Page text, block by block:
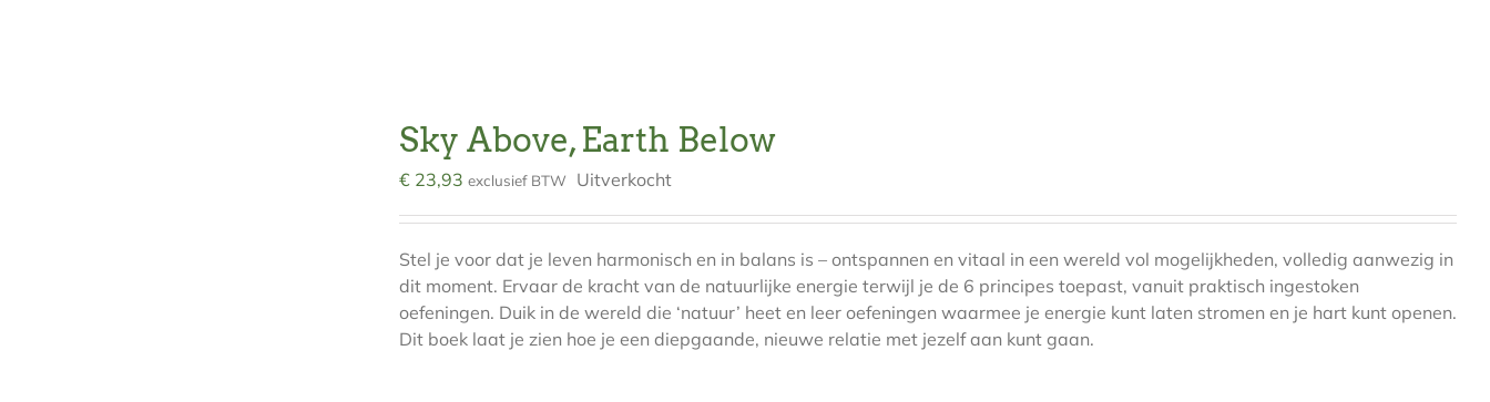
Sky Above, Earth Below
€ 23,93 exclusief BTW Uitverkocht
Stel je voor dat je leven harmonisch en in balans is – ontspannen en vitaal in een wereld vol mogelijkheden, volledig aanwezig in
dit moment. Ervaar de kracht van de natuurlijke energie terwijl je de 6 principes toepast, vanuit praktisch ingestoken
oefeningen. Duik in de wereld die ‘natuur’ heet en leer oefeningen waarmee je energie kunt laten stromen en je hart kunt openen.
Dit boek laat je zien hoe je een diepgaande, nieuwe relatie met jezelf aan kunt gaan.